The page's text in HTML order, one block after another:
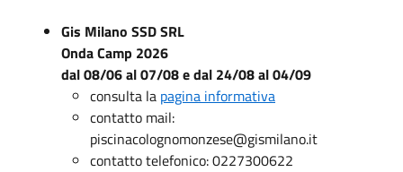
Gis Milano SSD SRL
Onda Camp 2026
dal 08/06 al 07/08 e dal 24/08 al 04/09
consulta la pagina informativa
contatto mail:
piscinacolognomonzese@gismilano.it
contatto telefonico: 0227300622